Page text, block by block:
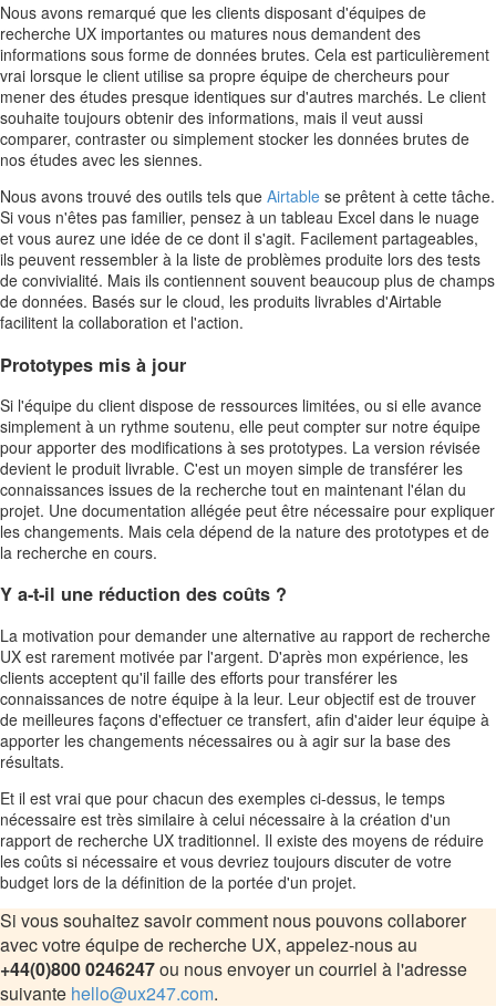
Nous avons remarqué que les clients disposant d'équipes de
recherche UX importantes ou matures nous demandent des
informations sous forme de données brutes. Cela est particulièrement
vrai lorsque le client utilise sa propre équipe de chercheurs pour
mener des études presque identiques sur d'autres marchés. Le client
souhaite toujours obtenir des informations, mais il veut aussi
comparer, contraster ou simplement stocker les données brutes de
nos études avec les siennes.
Nous avons trouvé des outils tels que Airtable se prêtent à cette tâche.
Si vous n'êtes pas familier, pensez à un tableau Excel dans le nuage
et vous aurez une idée de ce dont il s'agit. Facilement partageables,
ils peuvent ressembler à la liste de problèmes produite lors des tests
de convivialité. Mais ils contiennent souvent beaucoup plus de champs
de données. Basés sur le cloud, les produits livrables d'Airtable
facilitent la collaboration et l'action.
Prototypes mis à jour
Si l'équipe du client dispose de ressources limitées, ou si elle avance
simplement à un rythme soutenu, elle peut compter sur notre équipe
pour apporter des modifications à ses prototypes. La version révisée
devient le produit livrable. C'est un moyen simple de transférer les
connaissances issues de la recherche tout en maintenant l'élan du
projet. Une documentation allégée peut être nécessaire pour expliquer
les changements. Mais cela dépend de la nature des prototypes et de
la recherche en cours.
Y a-t-il une réduction des coûts ?
La motivation pour demander une alternative au rapport de recherche
UX est rarement motivée par l'argent. D'après mon expérience, les
clients acceptent qu'il faille des efforts pour transférer les
connaissances de notre équipe à la leur. Leur objectif est de trouver
de meilleures façons d'effectuer ce transfert, afin d'aider leur équipe à
apporter les changements nécessaires ou à agir sur la base des
résultats.
Et il est vrai que pour chacun des exemples ci-dessus, le temps
nécessaire est très similaire à celui nécessaire à la création d'un
rapport de recherche UX traditionnel. Il existe des moyens de réduire
les coûts si nécessaire et vous devriez toujours discuter de votre
budget lors de la définition de la portée d'un projet.
Si vous souhaitez savoir comment nous pouvons collaborer
avec votre équipe de recherche UX, appelez-nous au
+44(0)800 0246247ou nous envoyer un courriel à l'adresse
suivante hello@ux247.com.